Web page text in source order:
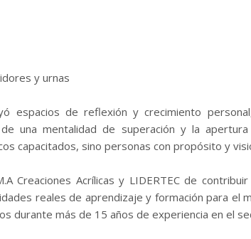
y urnas
espacios de reflexión y crecimiento
una mentalidad de superación y la apertura
capacitados, sino personas con propósito y
Creaciones Acrílicas y LIDERTEC de
reales de aprendizaje y formación para el
durante más de 15 años de experiencia en el